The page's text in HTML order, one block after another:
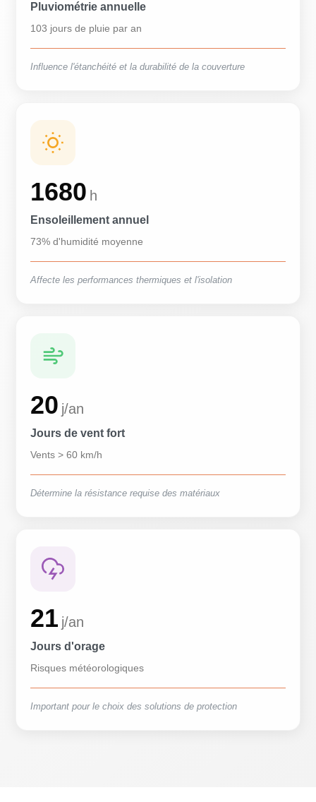
Pluviométrie annuelle
103 jours de pluie par an
Influence l'étanchéité et la durabilité de la couverture
1680 h
Ensoleillement annuel
73% d'humidité moyenne
Affecte les performances thermiques et l'isolation
20 j/an
Jours de vent fort
Vents > 60 km/h
Détermine la résistance requise des matériaux
21 j/an
Jours d'orage
Risques météorologiques
Important pour le choix des solutions de protection